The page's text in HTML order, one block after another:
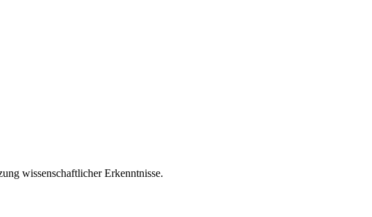
wissenschaftlicher Erkenntnisse.